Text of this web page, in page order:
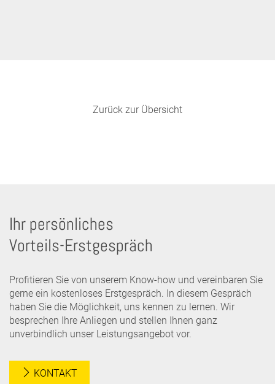
Zurück zur Übersicht
Ihr persönliches
Vorteils-Erstgespräch
Profitieren Sie von unserem Know-how und vereinbaren Sie
gerne ein kostenloses Erstgespräch. In diesem Gespräch
haben Sie die Möglichkeit, uns kennen zu lernen. Wir
besprechen Ihre Anliegen und stellen Ihnen ganz
unverbindlich unser Leistungsangebot vor.
KONTAKT